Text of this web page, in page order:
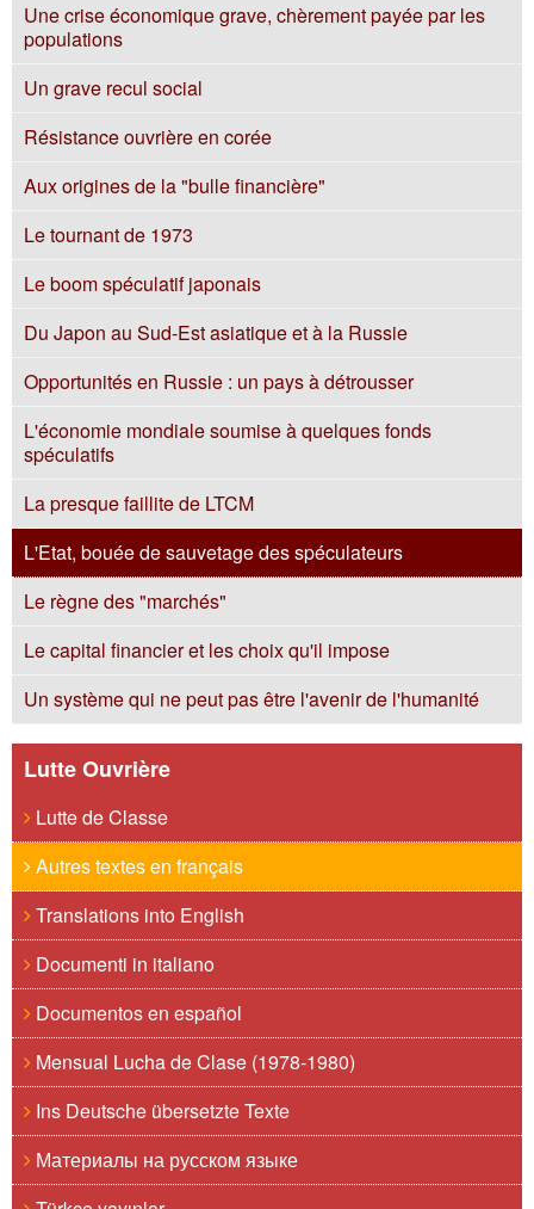
Une crise économique grave, chèrement payée par les
populations
Un grave recul social
Résistance ouvrière en corée
Aux origines de la "bulle financière"
Le tournant de 1973
Le boom spéculatif japonais
Du Japon au Sud-Est asiatique et à la Russie
Opportunités en Russie : un pays à détrousser
L'économie mondiale soumise à quelques fonds
spéculatifs
La presque faillite de LTCM
L'Etat, bouée de sauvetage des spéculateurs
Le règne des "marchés"
Le capital financier et les choix qu'il impose
Un système qui ne peut pas être l'avenir de l'humanité
Lutte Ouvrière
Lutte de Classe
Autres textes en français
Translations into English
Documenti in italiano
Documentos en español
Mensual Lucha de Clase (1978-1980)
Ins Deutsche übersetzte Texte
Материалы на русском языке